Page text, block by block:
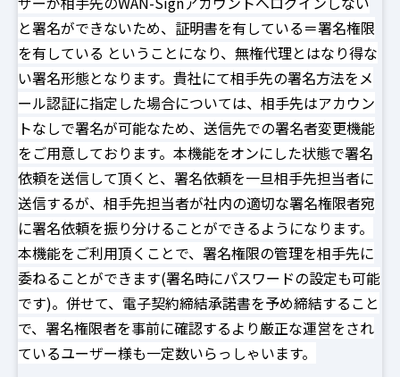
と署名ができないため、証明書を有している＝署名権限
を有している ということになり、無権代理とはなり得な
い署名形態となります。貴社にて相手先の署名方法をメ
ール認証に指定した場合については、相手先はアカウン
トなしで署名が可能なため、送信先での署名者変更機能
をご用意しております。本機能をオンにした状態で署名
依頼を送信して頂くと、署名依頼を一旦相手先担当者に
送信するが、相手先担当者が社内の適切な署名権限者宛
に署名依頼を振り分けることができるようになります。
本機能をご利用頂くことで、署名権限の管理を相手先に
委ねることができます(署名時にパスワードの設定も可能
です)。併せて、電子契約締結承諾書を予め締結すること
で、署名権限者を事前に確認するより厳正な運営をされ
ているユーザー様も一定数いらっしゃいます。